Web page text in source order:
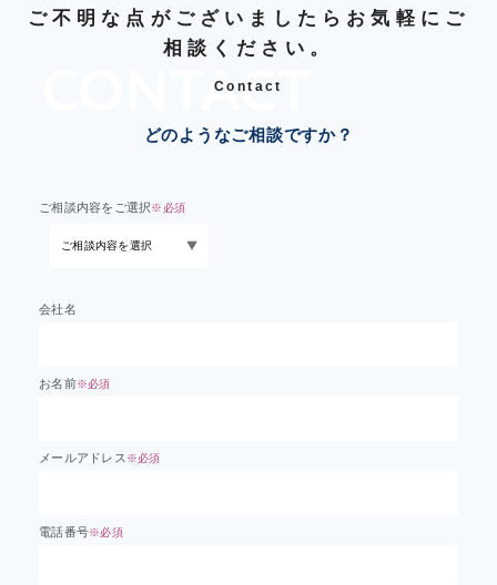
ご不明な点がございましたらお気軽にご
相談ください。
Contact
どのようなご相談ですか？
ご相談内容をご選択※必須
会社名
お名前※必須
メールアドレス ※必須
電話番号※必須